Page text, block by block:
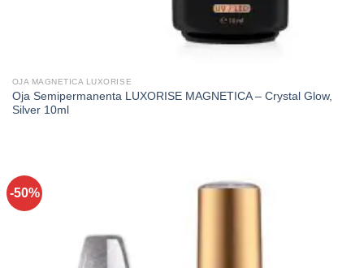
OJA MAGNETICA LUXORISE
Oja Semipermanenta LUXORISE MAGNETICA – Crystal Glow,
Silver 10ml
-50%